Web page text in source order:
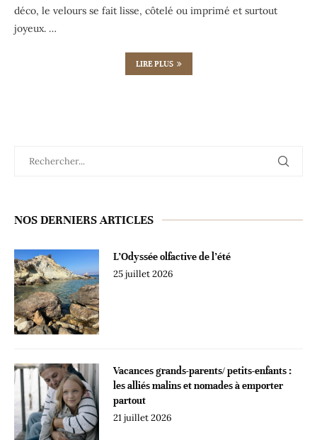
déco, le velours se fait lisse, côtelé ou imprimé et surtout
joyeux. …
LIRE PLUS
NOS DERNIERS ARTICLES
L’Odyssée olfactive de l’été
25 juillet 2026
Vacances grands-parents/ petits-enfants :
les alliés malins et nomades à emporter
partout
21 juillet 2026